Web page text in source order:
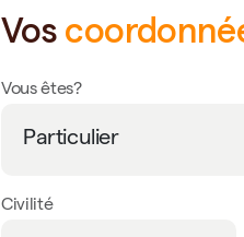
Vos
Vous êtes?
Civilité